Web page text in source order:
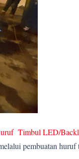
Timbul LED/
pembuatan